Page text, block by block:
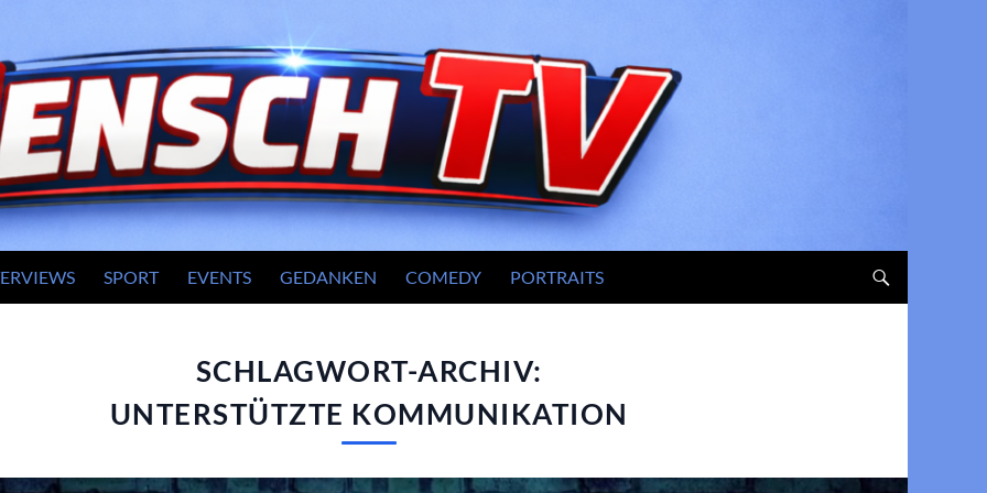
SPORT EVENTS GEDANKEN COMEDY PORTRAITS
SCHLAGWORT-ARCHIV:
UNTERSTÜTZTE KOMMUNIKATION